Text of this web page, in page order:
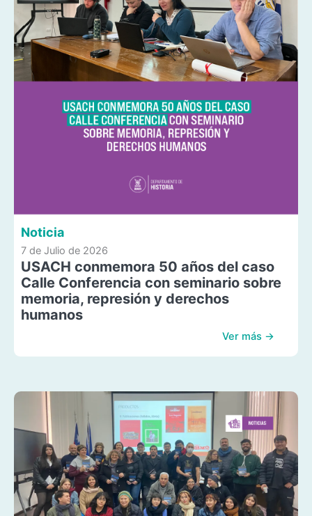
Noticia
7 de Julio de 2026
USACH conmemora 50 años del caso
Calle Conferencia con seminario sobre
memoria, represión y derechos
humanos
Ver más →